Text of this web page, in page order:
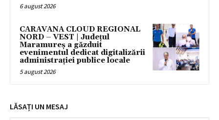
6 august 2026
CARAVANA CLOUD REGIONAL
NORD – VEST | Județul
Maramureș a găzduit
evenimentul dedicat digitalizării
administrației publice locale
5 august 2026
LĂSAȚI UN MESAJ